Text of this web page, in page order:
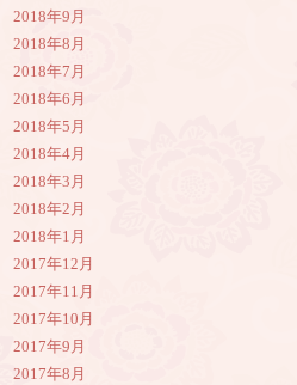
2018年9月
2018年8月
2018年7月
2018年6月
2018年5月
2018年4月
2018年3月
2018年2月
2018年1月
2017年12月
2017年11月
2017年10月
2017年9月
2017年8月